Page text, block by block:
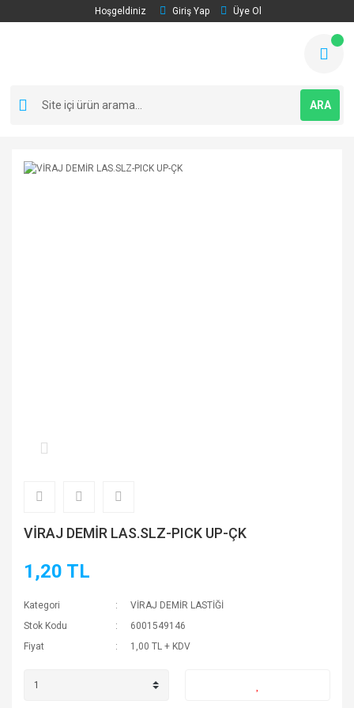
Hoşgeldiniz Giriş Yap Üye Ol
ARA
VİRAJ DEMİR LAS.SLZ-PICK UP-ÇK
1,20 TL
Kategori
VİRAJ DEMİR LASTİĞİ
Stok Kodu
6001549146
Fiyat
1,00 TL + KDV